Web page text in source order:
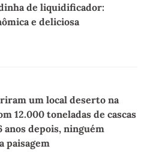
de liquidificador:
e deliciosa
um local deserto na
12.000 toneladas de cascas
anos depois, ninguém
paisagem